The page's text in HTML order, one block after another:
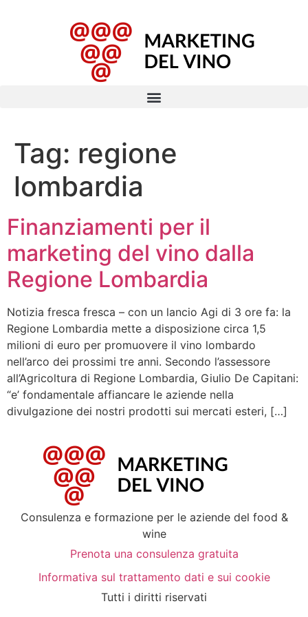
Tag: regione
lombardia
Finanziamenti per il
marketing del vino dalla
Regione Lombardia
Notizia fresca fresca – con un lancio Agi di 3 ore fa: la
Regione Lombardia mette a disposizione circa 1,5
milioni di euro per promuovere il vino lombardo
nell’arco dei prossimi tre anni. Secondo l’assessore
all’Agricoltura di Regione Lombardia, Giulio De Capitani:
“e’ fondamentale affiancare le aziende nella
divulgazione dei nostri prodotti sui mercati esteri, […]
Consulenza e formazione per le aziende del food &
wine
Prenota una consulenza gratuita
Informativa sul trattamento dati e sui cookie
Tutti i diritti riservati